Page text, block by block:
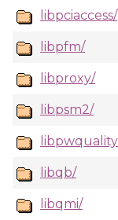
libpciaccess/
libpfm/
libproxy/
libpsm2/
libqb/
libqmi/